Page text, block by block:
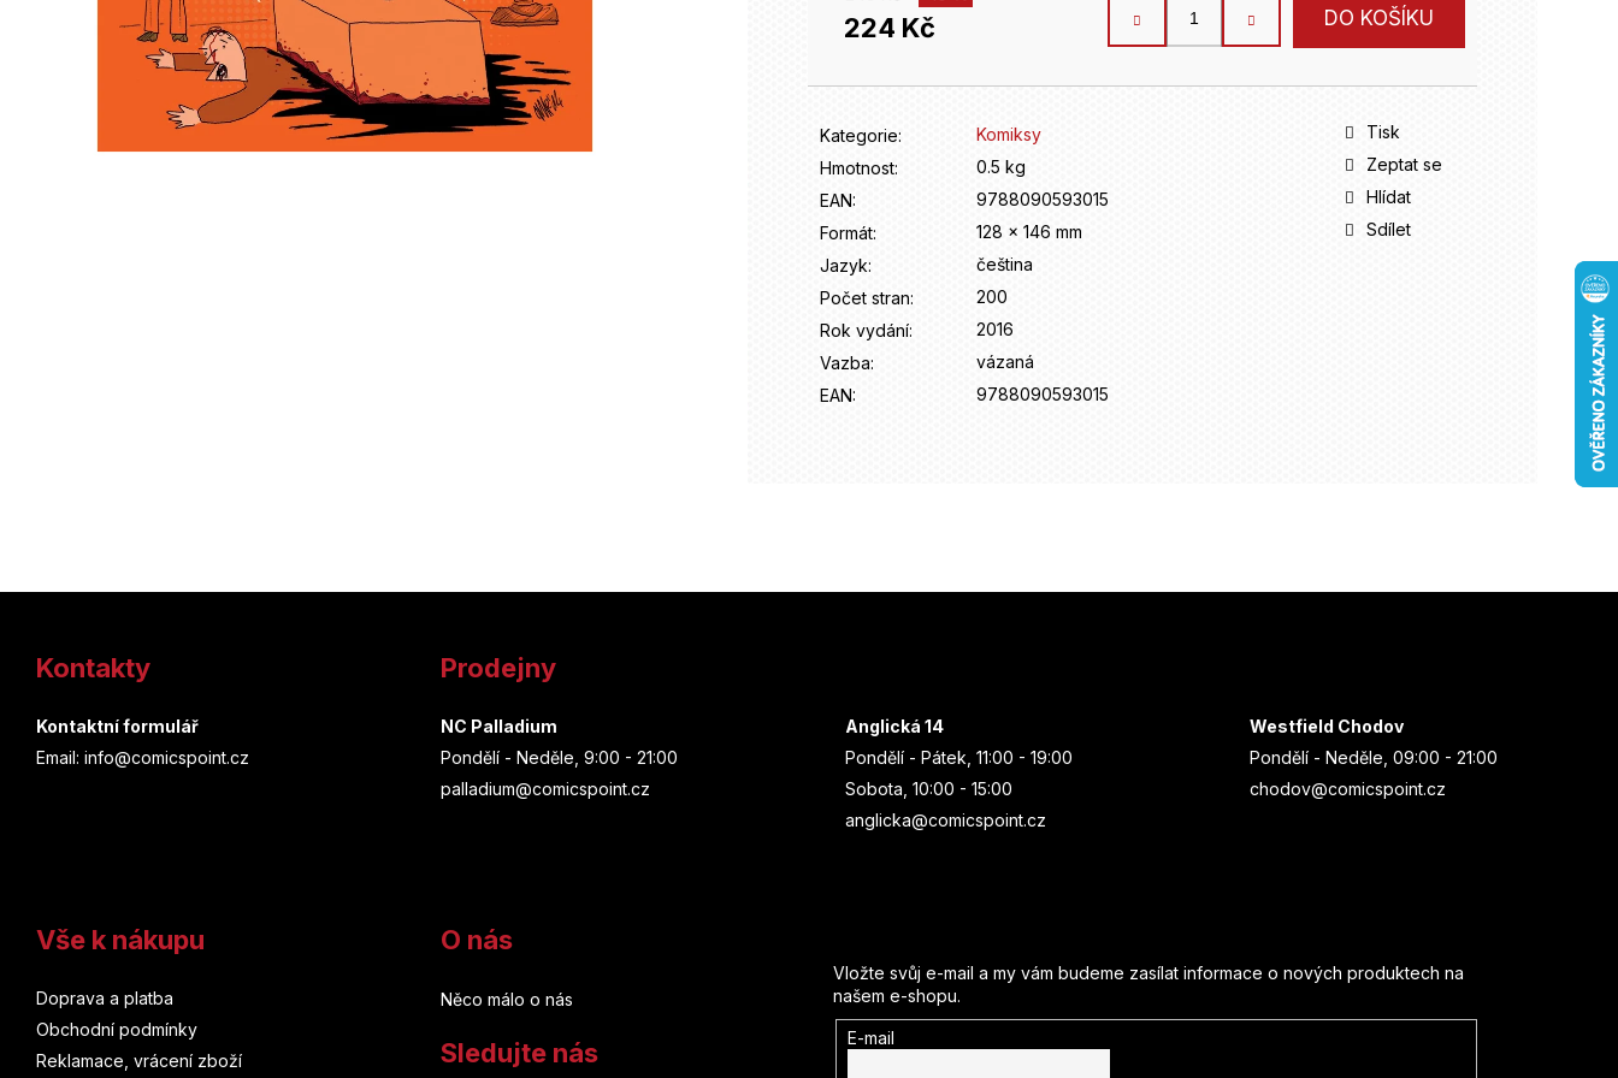
224 Kč
Měrná
DO KOŠÍKU
Kategorie:
Komiksy
Hmotnost:
0.5 kg
EAN:
9788090593015
Formát:
128 x 146 mm
Jazyk:
čeština
Počet stran:
200
Rok vydání:
2016
Vazba:
vázaná
EAN: 9788090593015
Tisk
Zeptat se
Hlídat
Sdílet
Kontakty
Kontaktní formulář
Email: info@comicspoint.cz
Prodejny
NC Palladium
Pondělí - Neděle, 9:00 - 21:00
palladium@comicspoint.cz
Anglická 14
Pondělí - Pátek, 11:00 - 19:00
Sobota, 10:00 - 15:00
anglicka@comicspoint.cz
Westfield Chodov
Pondělí - Neděle, 09:00 - 21:00
chodov@comicspoint.cz
Vše k nákupu
Doprava a platba
Obchodní podmínky
Reklamace, vrácení zboží
O nás
Něco málo o nás
Sledujte nás
Vložte svůj e-mail a my vám budeme zasílat informace o nových produktech na
našem e-shopu.
E-mail